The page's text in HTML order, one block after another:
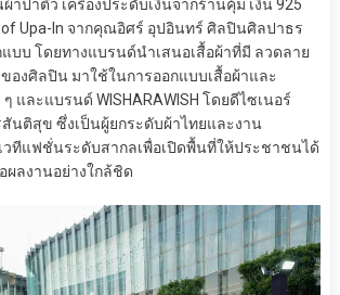
าป่าติ้ว เครื่องประดับเงินจากร้านคุ้ม เงิน 925
Upa-In จากคุณอิศร์ อุปอินทร์ ศิลปินศิลปาธร
บบ โดยทางแบรนด์นำเสนอเสื้อผ้าที่มี ลวดลาย
องศิลปิน มาใช้ในการออกแบบเสื้อผ้าและ
และแบรนด์ WISHARAWISH โดยดีไซเนอร์
นติสุข ซึ่งเป็นผู้ยกระดับผ้าไทยและงาน
ทีแฟชั่นระดับสากลเพื่อเปิดพื้นที่ให้ประชาชนได้
ผลงานอย่างใกล้ชิด